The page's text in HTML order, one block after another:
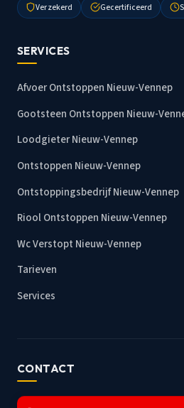
Verzekerd Gecertificeerd
SERVICES
Afvoer Ontstoppen Nieuw-Vennep
Gootsteen Ontstoppen Nieuw-
Loodgieter Nieuw-Vennep
Ontstoppen Nieuw-Vennep
Ontstoppingsbedrijf Nieuw-Vennep
Riool Ontstoppen Nieuw-Vennep
Wc Verstopt Nieuw-Vennep
Tarieven
Services
CONTACT